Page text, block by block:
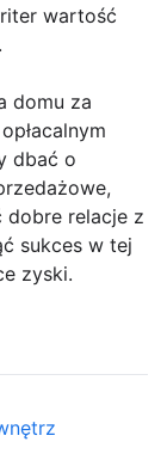
wartość
domu za
dbać o
dobre relacje z
sukces w tej
zyski.